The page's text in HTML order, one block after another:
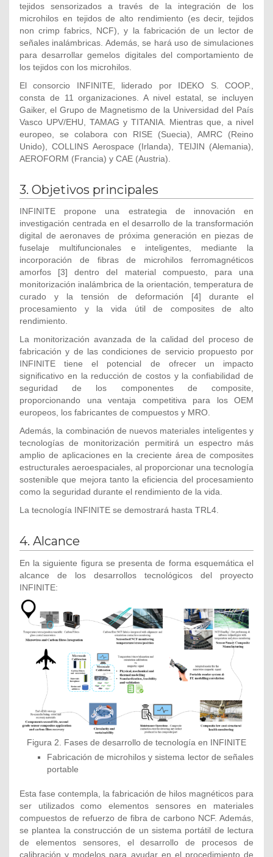
tejidos sensorizados a través de la integración de los
microhilos en tejidos de alto rendimiento (es decir, tejidos
non crimp fabrics, NCF), y la fabricación de un lector de
señales inalámbricas. Además, se hará uso de simulaciones
para desarrollar gemelos digitales del comportamiento de
los tejidos con los microhilos.
El consorcio INFINITE, liderado por IDEKO S. COOP.,
consta de 11 organizaciones. A nivel estatal, se incluyen
Gaiker, el Grupo de Magnetismo de la Universidad del País
Vasco UPV/EHU, TAMAG y TITANIA. Mientras que, a nivel
europeo, se colabora con RISE (Suecia), AMRC (Reino
Unido), COLLINS Aerospace (Irlanda), TEIJIN (Alemania),
AEROFORM (Francia) y CAE (Austria).
3. Objetivos principales
INFINITE propone una estrategia de innovación en
investigación centrada en el desarrollo de la transformación
digital de aeronaves de próxima generación en piezas de
fuselaje multifuncionales e inteligentes, mediante la
incorporación de fibras de microhilos ferromagnéticos
amorfos [3] dentro del material compuesto, para una
monitorización inalámbrica de la orientación, temperatura de
curado y la tensión de deformación [4] durante el
procesamiento y la vida útil de composites de alto
rendimiento.
La monitorización avanzada de la calidad del proceso de
fabricación y de las condiciones de servicio propuesto por
INFINITE tiene el potencial de ofrecer un impacto
significativo en la reducción de costos y la confiabilidad de
seguridad de los componentes de composite,
proporcionando una ventaja competitiva para los OEM
europeos, los fabricantes de compuestos y MRO.
Además, la combinación de nuevos materiales inteligentes y
tecnologías de monitorización permitirá un espectro más
amplio de aplicaciones en la creciente área de composites
estructurales aeroespaciales, al proporcionar una tecnología
sostenible que mejora tanto la eficiencia del procesamiento
como la seguridad durante el rendimiento de la vida.
La tecnología INFINITE se demostrará hasta TRL4.
4. Alcance
En la siguiente figura se presenta de forma esquemática el
alcance de los desarrollos tecnológicos del proyecto
INFINITE:
Figura 2. Fases de desarrollo de tecnología en INFINITE
Fabricación de microhilos y sistema lector de señales
portable
Esta fase contempla, la fabricación de hilos magnéticos para
ser utilizados como elementos sensores en materiales
compuestos de refuerzo de fibra de carbono NCF. Además,
se plantea la construcción de un sistema portátil de lectura
de elementos sensores, el desarrollo de procesos de
calibración y modelos para ayudar en el procedimiento de